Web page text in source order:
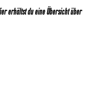
erhältst du eine Übersicht über